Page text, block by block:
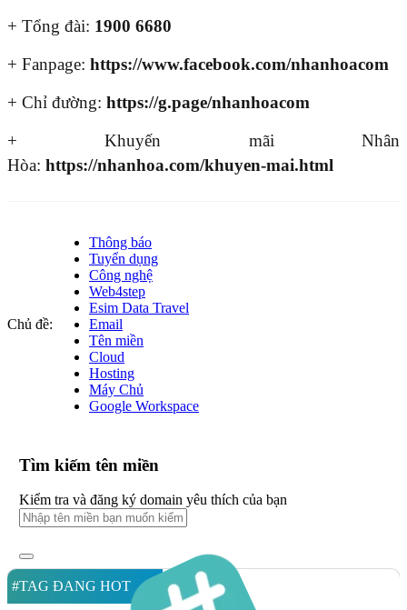
+ Tổng đài: 1900 6680
+ Fanpage: https://www.facebook.com/nhanhoacom
+ Chỉ đường: https://g.page/nhanhoacom
+ Khuyến mãi Nhân
Hòa: https://nhanhoa.com/khuyen-mai.html
Chủ đề:
Thông báo
Tuyển dụng
Công nghệ
Web4step
Esim Data Travel
Email
Tên miền
Cloud
Hosting
Máy Chủ
Google Workspace
Tìm kiếm tên miền
Kiểm tra và đăng ký domain yêu thích của bạn
#TAG ĐANG HOT